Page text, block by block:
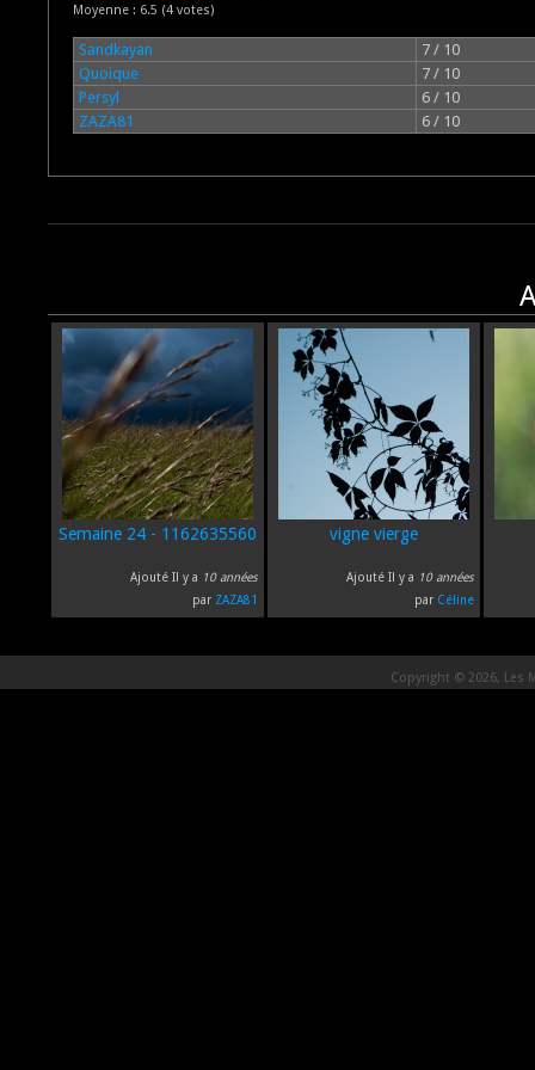
Moyenne : 6.5 (4votes)
Sandkayan
7 / 10
Quoique
7 / 10
Persyl
6 / 10
ZAZA81
6 / 10
Semaine 24 - 1162635560
Ajouté Il y a 10 années
par ZAZA81
vigne vierge
Ajouté Il y a 10 années
par Céline
Copyright © 2026, Les